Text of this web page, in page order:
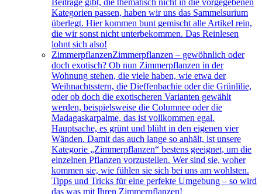
Beiträge gibt, die thematisch nicht in die vorgegebenen
Kategorien passen, haben wir uns das Sammelsurium
überlegt. Hier kommen bunt gemischt alle Artikel rein,
die wir sonst nicht unterbekommen. Das Reinlesen
lohnt sich also!
ZimmerpflanzenZimmerpflanzen – gewöhnlich oder
doch exotisch? Ob nun Zimmerpflanzen in der
Wohnung stehen, die viele haben, wie etwa der
Weihnachtsstern, die Dieffenbachie oder die Grünlilie,
oder ob doch die exotischeren Varianten gewählt
werden, beispielsweise die Columnee oder die
Madagaskarpalme, das ist vollkommen egal.
Hauptsache, es grünt und blüht in den eigenen vier
Wänden. Damit das auch lange so anhält, ist unsere
Kategorie „Zimmerpflanzen“ bestens geeignet, um die
einzelnen Pflanzen vorzustellen. Wer sind sie, woher
kommen sie, wie fühlen sie sich bei uns am wohlsten.
Tipps und Tricks für eine perfekte Umgebung – so wird
das was mit Ihren Zimmerpflanzen!